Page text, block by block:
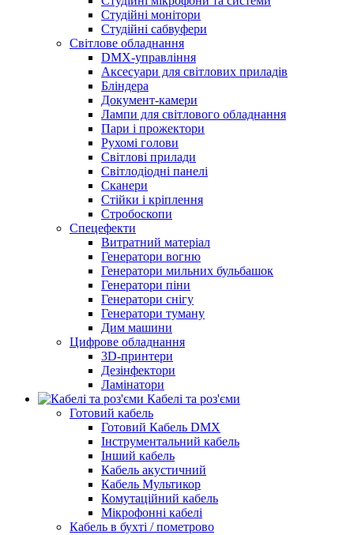
Студійні монітори
Студійні сабвуфери
Світлове обладнання
DMX-управління
Аксесуари для світлових приладів
Бліндера
Документ-камери
Лампи для світлового обладнання
Пари і прожектори
Рухомі голови
Світлові прилади
Світлодіодні панелі
Сканери
Стійки і кріплення
Стробоскопи
Спецефекти
Витратний матеріал
Генератори вогню
Генератори мильних бульбашок
Генератори піни
Генератори снігу
Генератори туману
Дим машини
Цифрове обладнання
3D-принтери
Дезінфектори
Ламінатори
Кабелі та роз'єми
Готовий кабель
Готовий Кабель DMX
Інструментальний кабель
Інший кабель
Кабель акустичний
Кабель Мультикор
Комутаційний кабель
Мікрофонні кабелі
Кабель в бухті / пометрово